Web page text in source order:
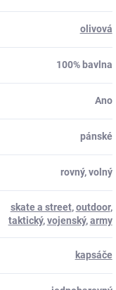
olivová
100% bavlna
Ano
pánské
rovný, volný
skate a street,outdoor,
taktický,vojenský,army
kapsáče